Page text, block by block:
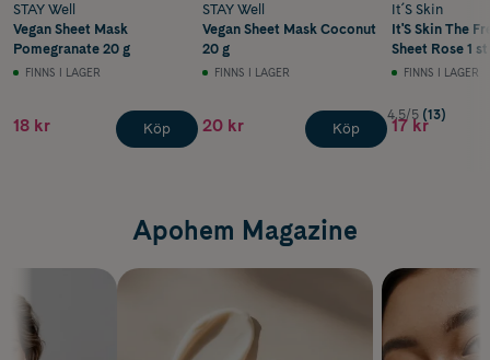
STAY Well
Vegan Sheet Mask
Pomegranate 20 g
FINNS I LAGER
18 kr Köp
STAY Well
Vegan Sheet Mask Coconut
20 g
FINNS I LAGER
20 kr Köp
It´S Skin
It'S Skin The
Sheet Rose 1 st
FINNS I LAGER
4.5/5 (13)
17 kr
Apohem Magazine